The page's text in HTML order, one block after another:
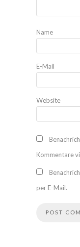
Name
E-Mail
Website
Kommentare
per E-Mail.